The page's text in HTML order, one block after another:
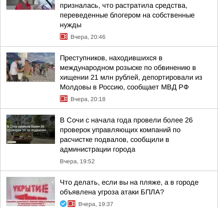
призналась, что растратила средства,
переведенные блогером на собственные
нужды
Вчера, 20:46
Преступников, находившихся в
международном розыске по обвинению в
хищении 21 млн рублей, депортировали из
Молдовы в Россию, сообщает МВД РФ
Вчера, 20:18
В Сочи с начала года провели более 26
проверок управляющих компаний по
расчистке подвалов, сообщили в
администрации города
Вчера, 19:52
Что делать, если вы на пляже, а в городе
объявлена угроза атаки БПЛА?
Вчера, 19:37